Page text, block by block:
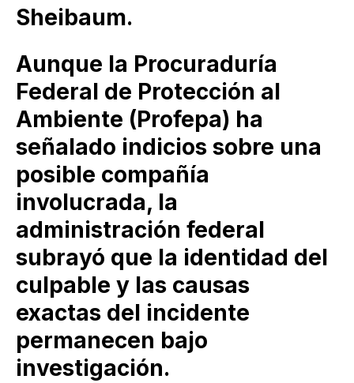
Sheibaum.
Aunque la Procuraduría
Federal de Protección al
Ambiente (Profepa) ha
señalado indicios sobre una
posible compañía
involucrada, la
administración federal
subrayó que la identidad del
culpable y las causas
exactas del incidente
permanecen bajo
investigación.